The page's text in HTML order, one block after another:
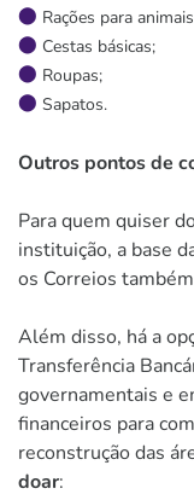
Rações para
Cestas básicas;
Roupas;
Sapatos.
Outros pontos de
Para quem quiser
instituição, a base
os Correios
Além disso, há a
Transferência
governamentais e
financeiros para
reconstrução das
doar: